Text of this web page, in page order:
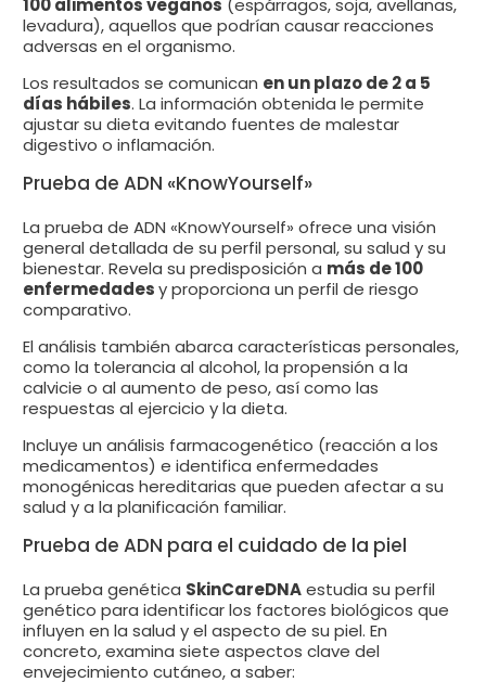
100 alimentos veganos (espárragos, soja, avellanas,
levadura), aquellos que podrían causar reacciones
adversas en el organismo.
Los resultados se comunican en un plazo de 2 a 5
días hábiles. La información obtenida le permite
ajustar su dieta evitando fuentes de malestar
digestivo o inflamación.
Prueba de ADN «KnowYourself»
La prueba de ADN «KnowYourself» ofrece una visión
general detallada de su perfil personal, su salud y su
bienestar. Revela su predisposición a más de 100
enfermedadesy proporciona un perfil de riesgo
comparativo.
El análisis también abarca características personales,
como la tolerancia al alcohol, la propensión a la
calvicie o al aumento de peso, así como las
respuestas al ejercicio y la dieta.
Incluye un análisis farmacogenético (reacción a los
medicamentos) e identifica enfermedades
monogénicas hereditarias que pueden afectar a su
salud y a la planificación familiar.
Prueba de ADN para el cuidado de la piel
La prueba genética SkinCareDNAestudia su perfil
genético para identificar los factores biológicos que
influyen en la salud y el aspecto de su piel. En
concreto, examina siete aspectos clave del
envejecimiento cutáneo, a saber: